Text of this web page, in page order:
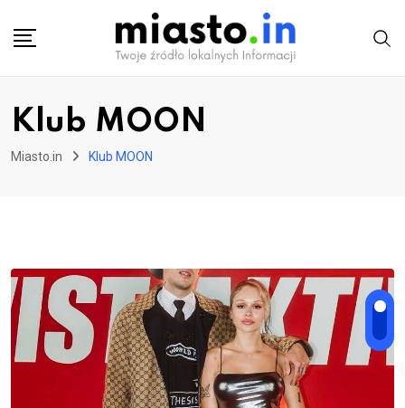
Klub MOON
Miasto.in Klub MOON